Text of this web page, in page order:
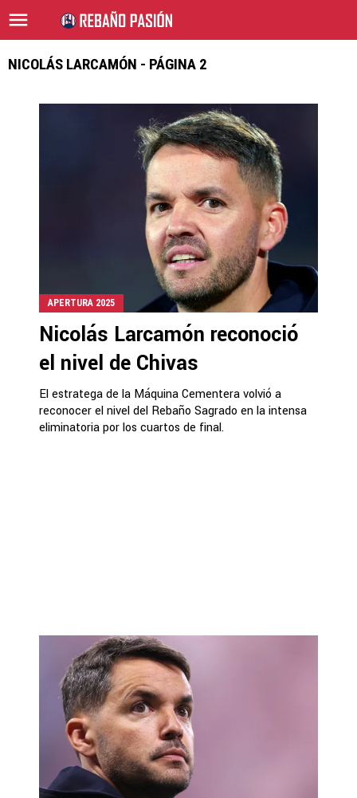
NICOLÁS LARCAMÓN - PÁGINA 2
APERTURA 2025
Nicolás Larcamón reconoció
el nivel de Chivas
El estratega de la Máquina Cementera volvió a
reconocer el nivel del Rebaño Sagrado en la intensa
eliminatoria por los cuartos de final.